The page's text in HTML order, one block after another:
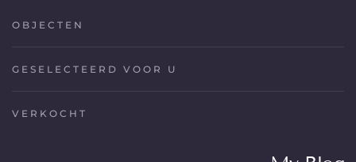
OBJECTEN
GESELECTEERD VOOR U
VERKOCHT